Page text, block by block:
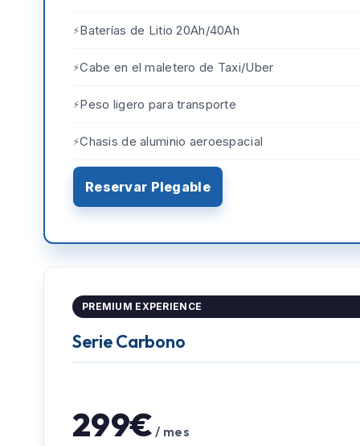
Baterías de Litio 20Ah/40Ah
Cabe en el maletero de Taxi/Uber
Peso ligero para transporte
Chasis de aluminio aeroespacial
Reservar Plegable
PREMIUM EXPERIENCE
Serie Carbono
299€ / mes